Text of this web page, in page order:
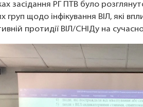
засідання РГ ПТВ було
груп щодо інфікування ВІЛ, які
протидії ВІЛ/СНІДу на